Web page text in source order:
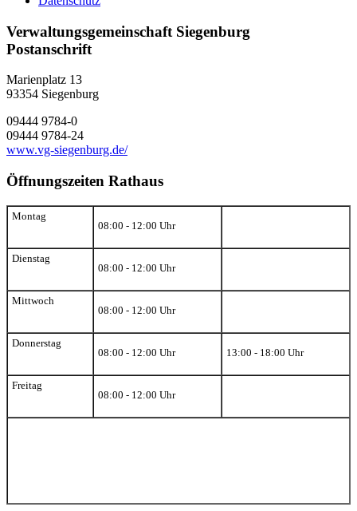
Verwaltungsgemeinschaft Siegenburg
Postanschrift
Marienplatz 13
93354 Siegenburg
09444 9784-0
09444 9784-24
www.vg-siegenburg.de/
Öffnungszeiten Rathaus
Montag
08:00 - 12:00 Uhr
Dienstag
08:00 - 12:00 Uhr
Mittwoch
08:00 - 12:00 Uhr
Donnerstag
08:00 - 12:00 Uhr
13:00 - 18:00 Uhr
Freitag
08:00 - 12:00 Uhr